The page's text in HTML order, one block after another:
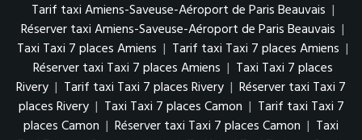
Tarif taxi Amiens-Saveuse-Aéroport de Paris Beauvais |
Réserver taxi Amiens-Saveuse-Aéroport de Paris Beauvais |
Taxi Taxi 7 places Amiens | Tarif taxi Taxi 7 places Amiens |
Réserver taxi Taxi 7 places Amiens | Taxi Taxi 7 places
Rivery | Tarif taxi Taxi 7 places Rivery | Réserver taxi Taxi 7
places Rivery | Taxi Taxi 7 places Camon | Tarif taxi Taxi 7
places Camon | Réserver taxi Taxi 7 places Camon | Taxi